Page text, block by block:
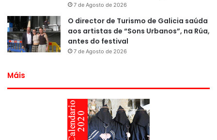
7 de Agosto de 2026
O director de Turismo de Galicia saúda
aos artistas de “Sons Urbanos”, na Rúa,
antes do festival
7 de Agosto de 2026
Máis